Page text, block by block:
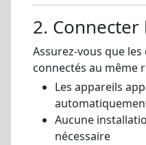
2.
Assurez-vous que
connectés au même
Les appareils
Aucune
nécessaire